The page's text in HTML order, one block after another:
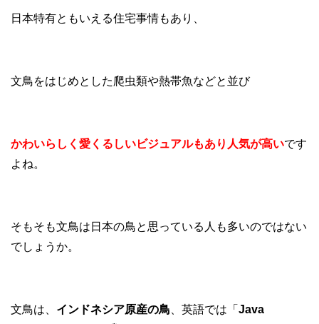
日本特有ともいえる住宅事情もあり、
文鳥をはじめとした爬虫類や熱帯魚などと並び
かわいらしく愛くるしいビジュアルもあり人気が高いです
よね。
そもそも文鳥は日本の鳥と思っている人も多いのではない
でしょうか。
文鳥は、 インドネシア原産の鳥 、英語では「 Java